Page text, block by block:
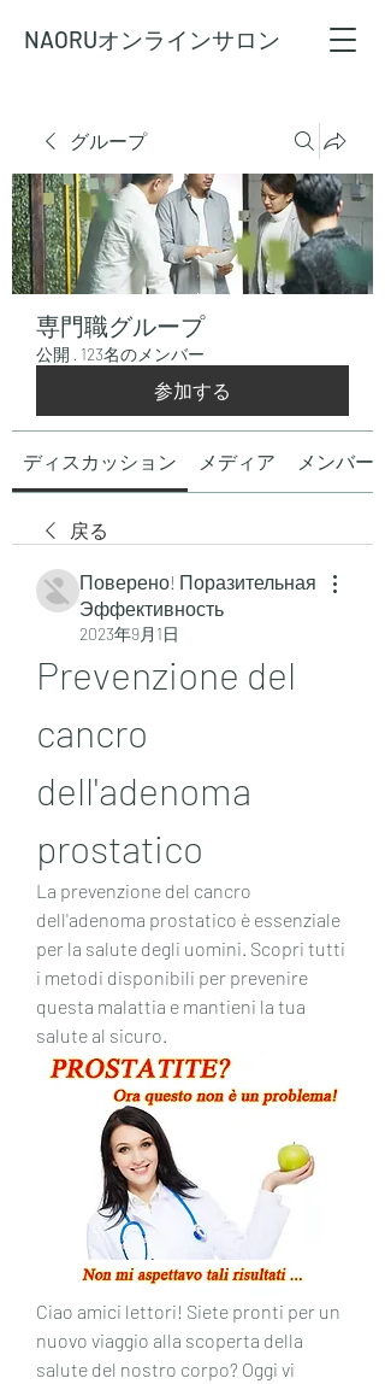
NAORUオンラインサロン
グループ
専門職グループ
公開 · 123名のメンバー
参加する
ディスカッション メディア メンバー
戻る
Поверено! Поразительная
Эффективность
2023年9月1日
Prevenzione del
cancro
dell'adenoma
prostatico
La prevenzione del cancro
dell'adenoma prostatico è essenziale
per la salute degli uomini. Scopri tutti
i metodi disponibili per prevenire
questa malattia e mantieni la tua
salute al sicuro.
Ciao amici lettori! Siete pronti per un
nuovo viaggio alla scoperta della
salute del nostro corpo? Oggi vi